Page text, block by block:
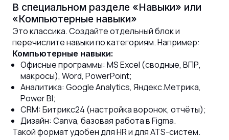
В специальном разделе «Навыки» или
«Компьютерные навыки»
Это классика. Создайте отдельный блок и
перечислите навыки по категориям. Например:
Компьютерные навыки:
Офисные программы: MS Excel (сводные, ВПР,
макросы), Word, PowerPoint;
Аналитика: Google Analytics, Яндекс.Метрика,
Power BI;
CRM: Битрикс24 (настройка воронок, отчёты);
Дизайн: Canva, базовая работа в Figma.
Такой формат удобен для HR и для ATS-систем.